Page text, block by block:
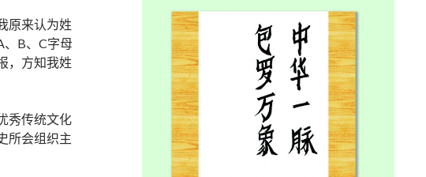
原来认为姓
、B、C字母
，方知我姓
秀传统文化
所会组织主